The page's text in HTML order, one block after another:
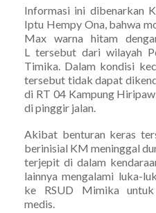
Informasi ini dibenarkan
Iptu Hempy Ona, bahwa
Max warna hitam
L tersebut dari wilayah
Timika. Dalam kondisi
tersebut tidak dapat
di RT 04 Kampung
di pinggir jalan.
Akibat benturan keras
berinisial KM meninggal
terjepit di dalam
lainnya mengalami luka-
ke RSUD Mimika untuk
medis.